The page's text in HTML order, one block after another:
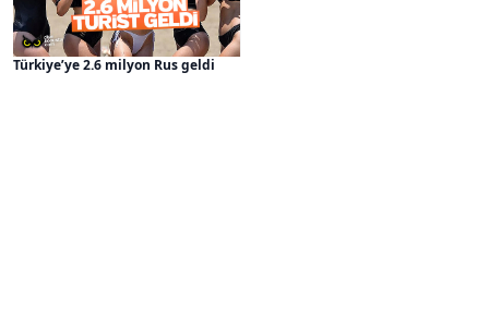
Türkiye’ye 2.6 milyon Rus geldi